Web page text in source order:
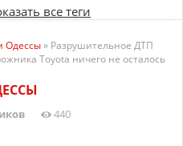
все теги
Одессы» Разрушительное ДТП
Toyota ничего не осталось
440